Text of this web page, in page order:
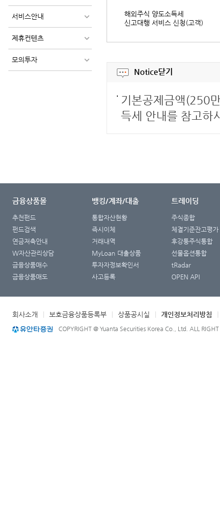
서비스안내
제휴컨텐츠
모의투자
해외주식 양도소득세
신고대행 서비스 신청(고객)
Notice닫기
기본공제금액(250
득세 안내를 참고하
금융상품몰
추천펀드
펀드검색
연금저축안내
W자산관리상담
금융상품매수
금융상품매도
뱅킹/계좌/대출
통합자산현황
즉시이체
거래내역
MyLoan 대출상품
투자자정보확인서
사고등록
트레이딩
주식종합
체결기준잔고평가
후강퉁주식통합
선물옵션통합
tRadar
OPEN API
회사소개 보호금융상품등록부 상품공시실 개인정보처리방침
COPYRIGHT @ Yuanta Securities Korea Co., Ltd. ALL RIGHT